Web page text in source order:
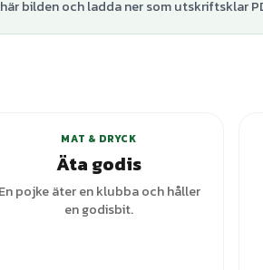
bilden och ladda ner som utskriftsklar
MAT & DRYCK
Äta godis
En pojke äter en klubba och håller
en godisbit.